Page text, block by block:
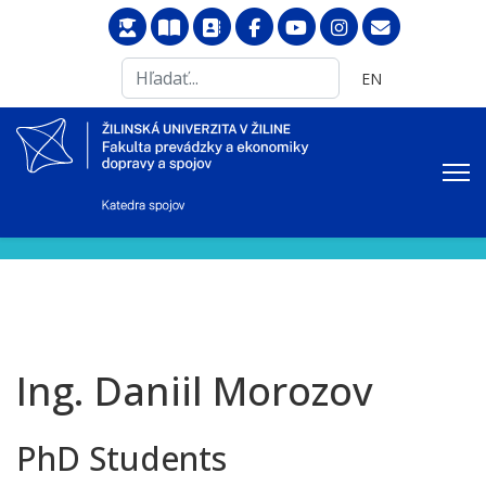
...
Vyberte váš jazyk
EN
Ing. Daniil Morozov
PhD Students